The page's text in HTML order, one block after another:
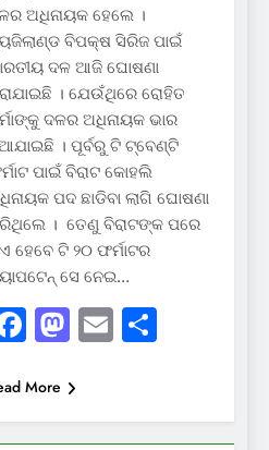
ଅଧିନାୟକ ହେଲେ ।
ବିପକ୍ଷ ସିରିଜ ପାଇଁ
ଦଳ ଆଜି ଘୋଷଣା
। ଯେଉଁଥିରେ ରୋହିତ
ଦଳର ଅଧିନାୟକ ଭାର
। ପୂର୍ବରୁ ଟି ଟ୍ବେଣ୍ଟି
ପାଇଁ ବିରାଟ କୋହଲି
ପଦ ଛାଡିବା ଲାଗି ଘୋଷଣା
। ତେଣୁ ବିରାଟଙ୍କ ପରେ
ହେବେ ଟି ୨୦ ଫର୍ମାଟର
ସେ ନେଇ…
Facebook
Mastodon
EmailShare
More